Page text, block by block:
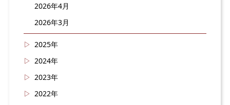
2026年4月
2026年3月
2025年
2024年
2023年
2022年